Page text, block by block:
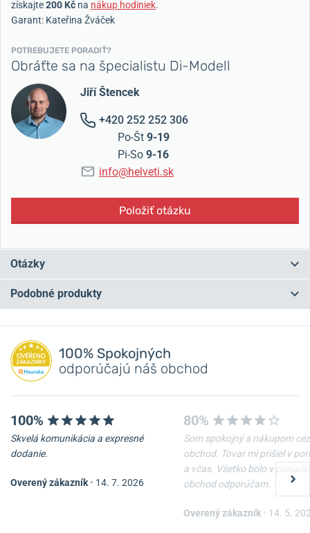
získajte200 Kč na nákup hodiniek.
Garant: Kateřina Žváček
POTREBUJETE PORADIŤ?
Obráťte sa na špecialistu Di-Modell
Jiří Štencek
+420 252 252 306
Po-Št 9-19
Pi-So 9-16
info@helveti.sk
Položiť otázku
Otázky
Máte otázku? Zanechajte nám komentár
Pridať dotaz
Podobné produkty
Remienok Hirsch Liberty -
Oceľový ťah Wenger
100% Spokojných
odporúčajú náš obchod
100%
Skvelá komunikácia a expresné
dodanie.
Overený zákazník • 14. 7. 2026
80%
Som spokojný s nákupom cez
obchod. Tovar mi prišiel v
a včas. Všetko bolo v
obchod odporúčam.
Overený zákazník • 14. 5.